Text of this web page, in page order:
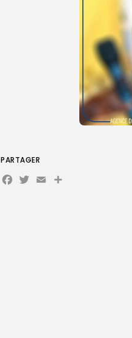
PARTAGER
Facebook
Twitter
EmailPartager